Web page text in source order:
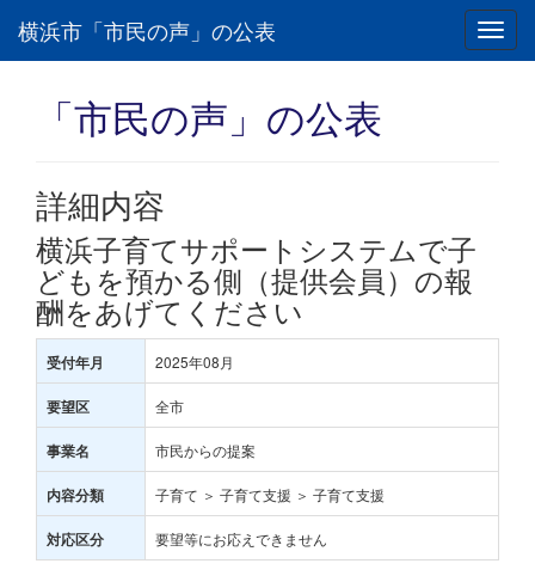
横浜市「市民の声」の公表
「市民の声」の公表
詳細内容
横浜子育てサポートシステムで子
どもを預かる側（提供会員）の報
酬をあげてください
受付年月 2025年08月
要望区 全市
事業名 市民からの提案
内容分類 子育て ＞ 子育て支援 ＞ 子育て支援
対応区分 要望等にお応えできません